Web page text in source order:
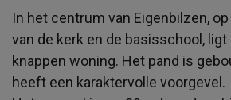
In het centrum van Eigenbilzen,
van de kerk en de basisschool,
knappen woning. Het pand is
heeft een karaktervolle voorgevel.